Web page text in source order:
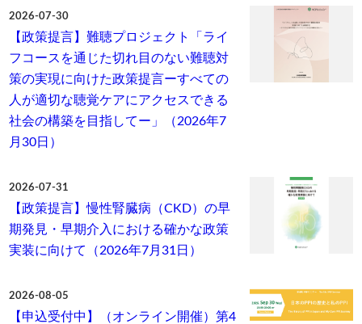
2026-07-30
【政策提言】難聴プロジェクト「ライ
フコースを通じた切れ目のない難聴対
策の実現に向けた政策提言ーすべての
人が適切な聴覚ケアにアクセスできる
社会の構築を目指してー」（2026年7
月30日）
2026-07-31
【政策提言】慢性腎臓病（CKD）の早
期発見・早期介入における確かな政策
実装に向けて（2026年7月31日）
2026-08-05
【申込受付中】（オンライン開催）第4